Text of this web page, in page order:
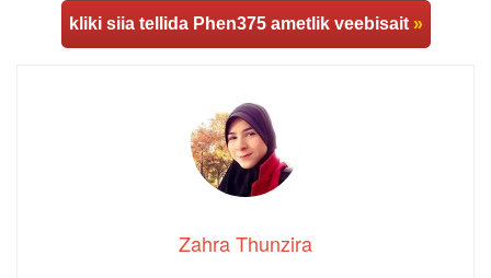
kliki siia tellida Phen375 ametlik veebisait »
Zahra Thunzira